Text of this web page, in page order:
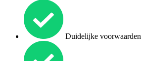
Duidelijke voorwaarden